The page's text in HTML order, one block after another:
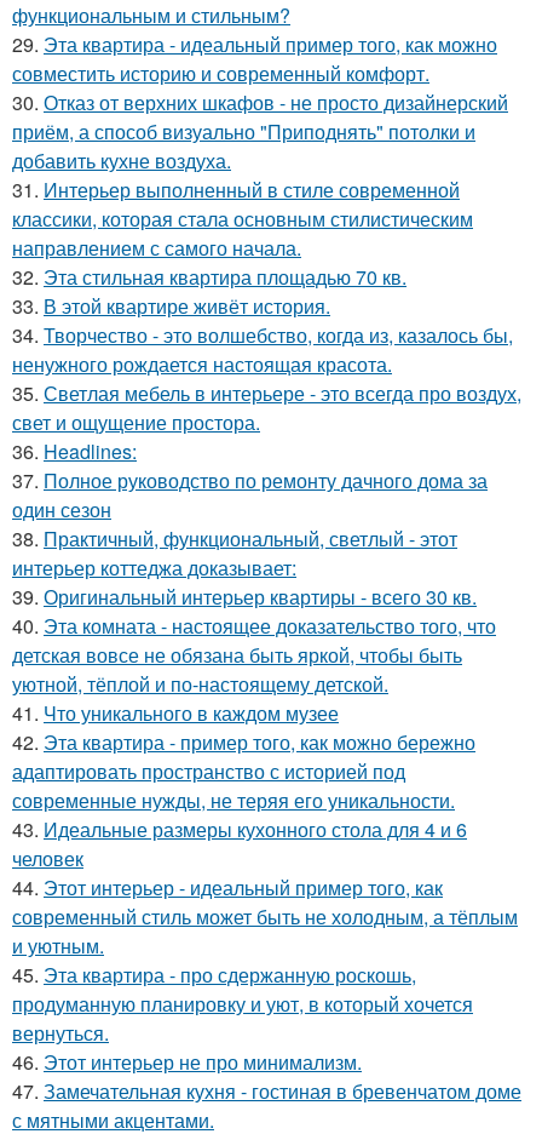
функциональным и стильным?
29. Эта квартира - идеальный пример того, как можно
совместить историю и современный комфорт.
30. Отказ от верхних шкафов - не просто дизайнерский
приём, а способ визуально "Приподнять" потолки и
добавить кухне воздуха.
31. Интерьер выполненный в стиле современной
классики, которая стала основным стилистическим
направлением с самого начала.
32. Эта стильная квартира площадью 70 кв.
33. В этой квартире живёт история.
34. Творчество - это волшебство, когда из, казалось бы,
ненужного рождается настоящая красота.
35. Светлая мебель в интерьере - это всегда про воздух,
свет и ощущение простора.
36. Headlines:
37. Полное руководство по ремонту дачного дома за
один сезон
38. Практичный, функциональный, светлый - этот
интерьер коттеджа доказывает:
39. Оригинальный интерьер квартиры - всего 30 кв.
40. Эта комната - настоящее доказательство того, что
детская вовсе не обязана быть яркой, чтобы быть
уютной, тёплой и по-настоящему детской.
41. Что уникального в каждом музее
42. Эта квартира - пример того, как можно бережно
адаптировать пространство с историей под
современные нужды, не теряя его уникальности.
43. Идеальные размеры кухонного стола для 4 и 6
человек
44. Этот интерьер - идеальный пример того, как
современный стиль может быть не холодным, а тёплым
и уютным.
45. Эта квартира - про сдержанную роскошь,
продуманную планировку и уют, в который хочется
вернуться.
46. Этот интерьер не про минимализм.
47. Замечательная кухня - гостиная в бревенчатом доме
с мятными акцентами.